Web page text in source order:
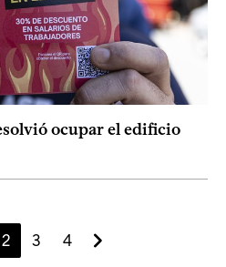
ocupar el edificio
2 3 4